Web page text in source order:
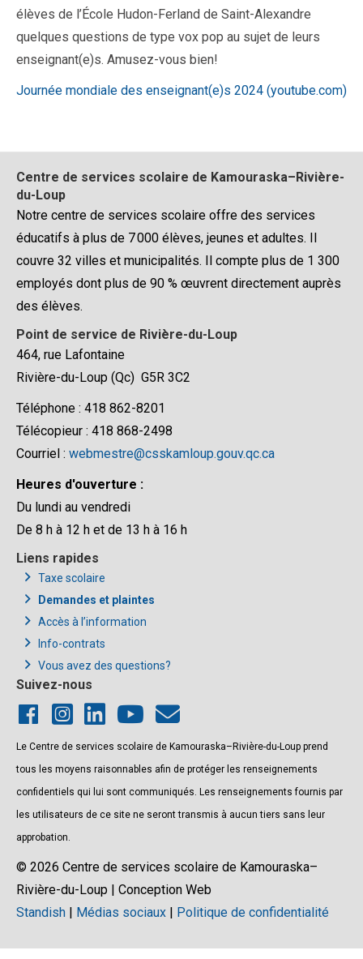
élèves de l’École Hudon-Ferland de Saint-Alexandre
quelques questions de type vox pop au sujet de leurs
enseignant(e)s. Amusez-vous bien!
Journée mondiale des enseignant(e)s 2024 (youtube.com)
Centre de services scolaire de Kamouraska–Rivière-
du-Loup
Notre centre de services scolaire offre des services
éducatifs à plus de 7 000 élèves, jeunes et adultes. Il
couvre 32 villes et municipalités. Il compte plus de 1 300
employés dont plus de 90 % œuvrent directement auprès
des élèves.
Point de service de Rivière-du-Loup
464, rue Lafontaine
Rivière-du-Loup (Qc) G5R 3C2
Téléphone : 418 862-8201
Télécopieur : 418 868-2498
Courriel : webmestre@csskamloup.gouv.qc.ca
Heures d'ouverture :
Du lundi au vendredi
De 8 h à 12 h et de 13 h à 16 h
Liens rapides
Taxe scolaire
Demandes et plaintes
Accès à l’information
Info-contrats
Vous avez des questions?
Suivez-nous
Le Centre de services scolaire de Kamouraska–Rivière-du-Loup prend
tous les moyens raisonnables afin de protéger les renseignements
confidentiels qui lui sont communiqués. Les renseignements fournis par
les utilisateurs de ce site ne seront transmis à aucun tiers sans leur
approbation.
© 2026 Centre de services scolaire de Kamouraska–
Rivière-du-Loup | Conception Web
Standish | Médias sociaux | Politique de confidentialité